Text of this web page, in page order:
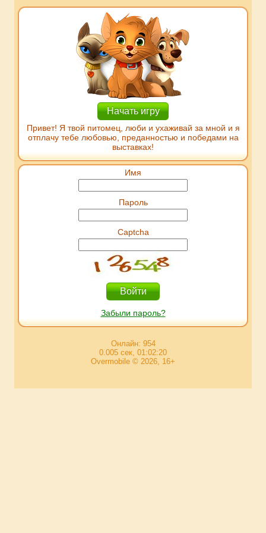
Начать игру
Привет! Я твой питомец, люби и ухаживай за мной и я
отплачу тебе любовью, преданностью и победами на
выставках!
Имя
Пароль
Captcha
Забыли пароль?
Онлайн: 954
0.005 сек, 01:02:20
Overmobile © 2026, 16+